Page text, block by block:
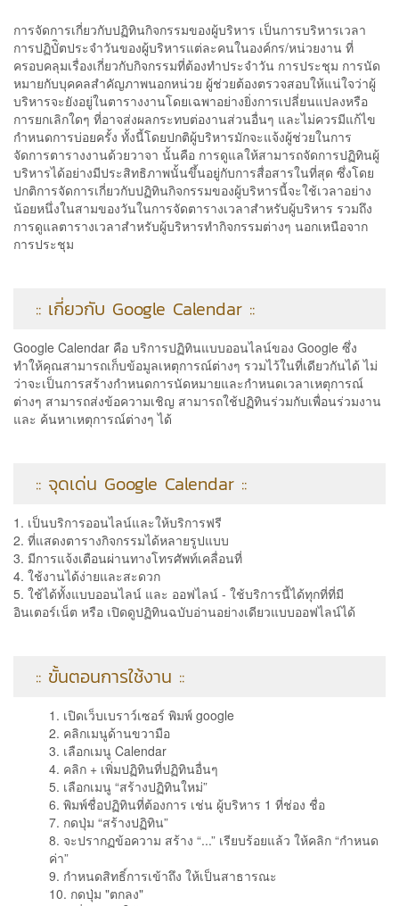
การจัดการเกี่ยวกับปฏิทินกิจกรรมของผู้บริหาร เป็นการบริหารเวลา
การปฏิบัิตประจำวันของผู้บริหารแต่ละคนในองค์กร/หน่วยงาน ที่
ครอบคลุมเรื่องเกี่ยวกับกิจกรรมที่ต้องทำประจำวัน การประชุม การนัด
หมายกับบุคคลสำคัญภาพนอกหน่วย ผู้ช่วยต้องตรวจสอบให้แน่ใจว่าผู้
บริหารจะยังอยู่ในตารางงานโดยเฉพาอย่างยิ่งการเปลี่ยนแปลงหรือ
การยกเลิกใดๆ ที่อาจส่งผลกระทบต่องานส่วนอื่นๆ และไม่ควรมีแก้ไข
กำหนดการบ่อยครั้ง ทั้งนี้โดยปกติผู้บริหารมักจะแจ้งผู้ช่วยในการ
จัดการตารางงานด้วยวาจา นั้นคือ การดูแลให้สามารถจัดการปฏิทินผู้
บริหารได้อย่างมีประสิทธิภาพนั้นขึ้นอยู่กับการสื่อสารในที่สุด ซึ่งโดย
ปกติการจัดการเกี่ยวกับปฏิทินกิจกรรมของผู้บริหารนี้จะใช้เวลาอย่าง
น้อยหนึ่งในสามของวันในการจัดตารางเวลาสำหรับผู้บริหาร รวมถึง
การดูแลตารางเวลาสำหรับผู้บริหารทำกิจกรรมต่างๆ นอกเหนือจาก
การประชุม
:: เกี่ยวกับ Google Calendar ::
Google Calendar คือ บริการปฏิทินแบบออนไลน์ของ Google ซึ่ง
ทำให้คุณสามารถเก็บข้อมูลเหตุการณ์ต่างๆ รวมไว้ในที่เดียวกันได้ ไม่
ว่าจะเป็นการสร้างกำหนดการนัดหมายและกำหนดเวลาเหตุการณ์
ต่างๆ สามารถส่งข้อความเชิญ สามารถใช้ปฏิทินร่วมกับเพื่อนร่วมงาน
และ ค้นหาเหตุการณ์ต่างๆ ได้
:: จุดเด่น Google Calendar ::
1. เป็นบริการออนไลน์และให้บริการฟรี
2. ที่แสดงตารางกิจกรรมได้หลายรูปแบบ
3. มีการแจ้งเตือนผ่านทางโทรศัพท์เคลื่อนที่
4. ใช้งานได้ง่ายและสะดวก
5. ใช้ได้ทั้งแบบออนไลน์ และ ออฟไลน์ - ใช้บริการนี้ได้ทุกที่ที่มี
อินเตอร์เน็ต หรือ เปิดดูปฏิทินฉบับอ่านอย่างเดียวแบบออฟไลน์ได้
:: ขั้นตอนการใช้งาน ::
1. เปิดเว็บเบราว์เซอร์ พิมพ์ google
2. คลิกเมนูด้านขวามือ
3. เลือกเมนู Calendar
4. คลิก + เพิ่มปฏิทินที่ปฏิทินอื่นๆ
5. เลือกเมนู “สร้างปฏิทินใหม่”
6. พิมพ์ชื่อปฏิทินที่ต้องการ เช่น ผู้บริหาร 1 ที่ช่อง ชื่อ
7. กดปุ่ม “สร้างปฏิทิน”
8. จะปรากฏข้อความ สร้าง “...” เรียบร้อยแล้ว ให้คลิก “กำหนด
ค่า”
9. กำหนดสิทธิ์การเข้าถึง ให้เป็นสาธารณะ
10. กดปุ่ม "ตกลง"